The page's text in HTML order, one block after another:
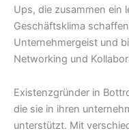
Ups, die zusammen ein
Geschäftsklima
Unternehmergeist und
Networking und
Existenzgründer in
die sie in ihren
unterstützt. Mit